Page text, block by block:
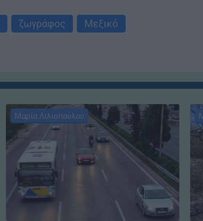
ζωγράφος
Μεξικό
Μαρία Λιλιοπούλου